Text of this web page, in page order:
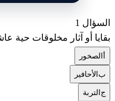
السؤال 1
بقايا أو آثار مخلوقات حية
الصخور
بالأحافير
جالتربة